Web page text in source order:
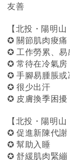
友善
【北投・陽明
✪ 關節肌肉痠痛
✪ 工作勞累、易
✪ 常待在冷氣房
✪ 手腳易腫脹或
✪ 很少出汗
✪ 皮膚換季困擾
【北投・陽明
✪ 促進新陳代謝
✪ 幫助入睡
✪ 舒緩肌肉緊繃